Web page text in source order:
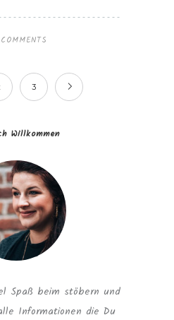
3
Willkommen
Spaß beim stöbern und
Informationen die Du